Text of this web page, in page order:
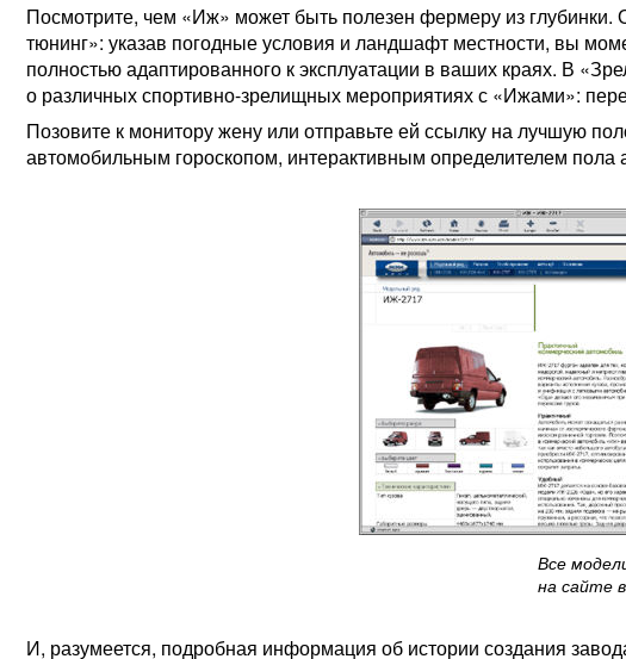
Посмотрите, чем «Иж» может быть полезен фермеру из
тюнинг»: указав погодные условия и ландшафт местности, вы
полностью адаптированного к эксплуатации в ваших краях. В
о различных спортивно-зрелищных мероприятиях с «Ижами»:
Позовите к монитору жену или отправьте ей ссылку на лучшую
автомобильным гороскопом, интерактивным определителем пола
Все
на сайте
И, разумеется, подробная информация об истории создания